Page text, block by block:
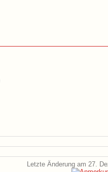
Letzte Änderung am 27.